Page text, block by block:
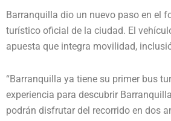
Barranquilla dio un nuevo paso en el
turístico oficial de la ciudad. El
apuesta que integra movilidad,
“Barranquilla ya tiene su primer bus
experiencia para descubrir
podrán disfrutar del recorrido en dos